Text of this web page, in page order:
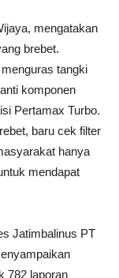
mengatakan
brebet.
tangki
komponen
Pertamax Turbo.
baru cek filter
hanya
mendapat
Jatimbalinus PT
782 laporan